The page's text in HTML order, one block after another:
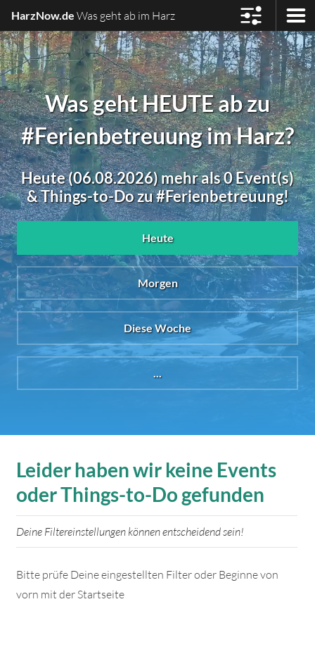
HarzNow.de Was geht ab im Harz
Was geht HEUTE ab zu
#Ferienbetreuung im Harz?
Heute (06.08.2026) mehr als 0 Event(s)
& Things-to-Do zu #Ferienbetreuung!
Heute
Morgen
Diese Woche
Leider haben wir keine Events
oder Things-to-Do gefunden
Deine Filtereinstellungen können entscheidend sein!
Bitte prüfe Deine eingestellten Filter oder Beginne von
vorn mit der Startseite